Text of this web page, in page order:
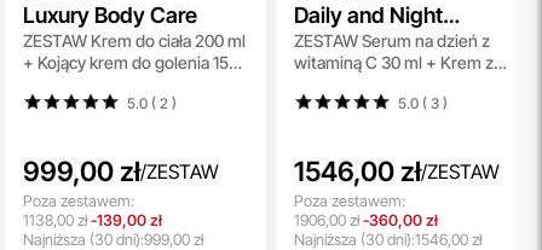
Luxury Body Care
ZESTAW Krem do ciała 200 ml
+ Kojący krem do golenia 150
Balsam do ust 10 ml +
5.0 ( 2 )
999,00 zł/ZESTAW
Poza zestawem:
1138,00 zł-139,00 zł
Najniższa (30 dni):999,00 zł
Daily and Night
Vitamin C Care
ZESTAW Serum na dzień z
witaminą C 30 ml + Krem z
Nocne serum odnawiające z
5.0 ( 3)
1546,00 zł/ZESTAW
Poza zestawem:
1906,00 zł-360,00 zł
Najniższa (30 dni):1546,00 zł